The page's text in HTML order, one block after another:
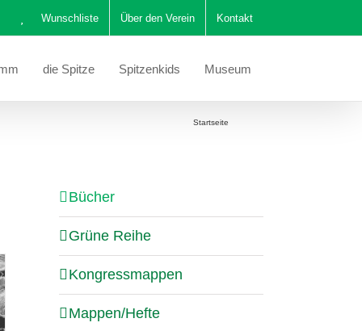
Wunschliste Über den Verein Kontakt
die Spitze Spitzenkids Museum
Startseite
Bücher
Grüne Reihe
Kongressmappen
Mappen/Hefte